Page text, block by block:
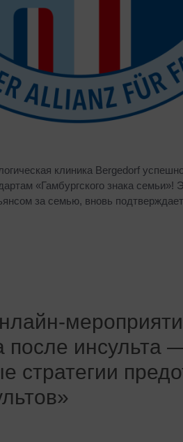
клиника Bergedorf
«Гамбургского знака семьи»!
за семью, вновь
после инсульта
стратегии